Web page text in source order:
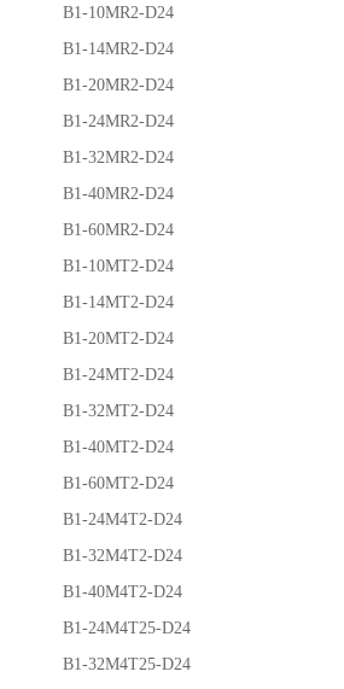
B1-10MR2-D24
B1-14MR2-D24
B1-20MR2-D24
B1-24MR2-D24
B1-32MR2-D24
B1-40MR2-D24
B1-60MR2-D24
B1-10MT2-D24
B1-14MT2-D24
B1-20MT2-D24
B1-24MT2-D24
B1-32MT2-D24
B1-40MT2-D24
B1-60MT2-D24
B1-24M4T2-D24
B1-32M4T2-D24
B1-40M4T2-D24
B1-24M4T25-D24
B1-32M4T25-D24